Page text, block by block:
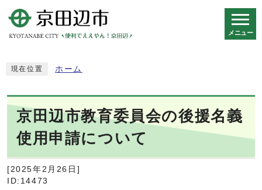
メニュー
現在位置 ホーム
京田辺市教育委員会の後援名義
使用申請について
[2025年2月26日]
ID:14473